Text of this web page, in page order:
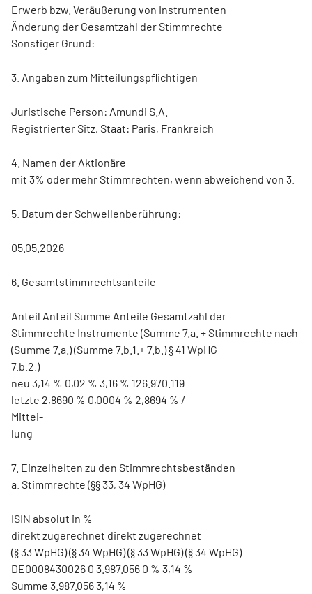
Erwerb bzw. Veräußerung von Instrumenten
Änderung der Gesamtzahl der Stimmrechte
Sonstiger Grund:
3. Angaben zum Mitteilungspflichtigen
Juristische Person: Amundi S.A.
Registrierter Sitz, Staat: Paris, Frankreich
4. Namen der Aktionäre
mit 3% oder mehr Stimmrechten, wenn abweichend von 3.
5. Datum der Schwellenberührung:
05.05.2026
6. Gesamtstimmrechtsanteile
Anteil Anteil Summe Anteile Gesamtzahl der
Stimmrechte Instrumente (Summe 7.a. + Stimmrechte nach
(Summe 7.a.) (Summe 7.b.1.+ 7.b.) § 41 WpHG
7.b.2.)
neu 3,14 % 0,02 % 3,16 % 126.970.119
letzte 2,8690 % 0,0004 % 2,8694 % /
Mittei-
lung
7. Einzelheiten zu den Stimmrechtsbeständen
a. Stimmrechte (§§ 33, 34 WpHG)
ISIN absolut in %
direkt zugerechnet direkt zugerechnet
(§ 33 WpHG) (§ 34 WpHG) (§ 33 WpHG) (§ 34 WpHG)
DE0008430026 0 3.987.056 0 % 3,14 %
Summe 3.987.056 3,14 %